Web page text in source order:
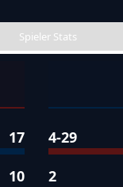
Spieler Stats
17
10
4-29
2